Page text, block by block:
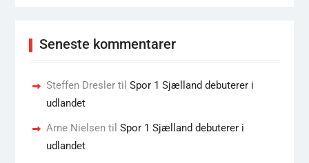
Seneste kommentarer
Steffen Dreslertil Spor 1 Sjælland debuterer i
udlandet
Arne Nielsentil Spor 1 Sjælland debuterer i
udlandet